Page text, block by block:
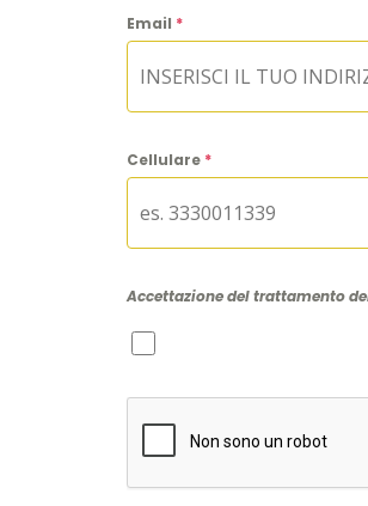
Email *
Cellulare *
Accettazione del trattamento